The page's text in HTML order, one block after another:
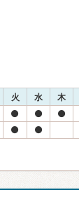
火 水 木